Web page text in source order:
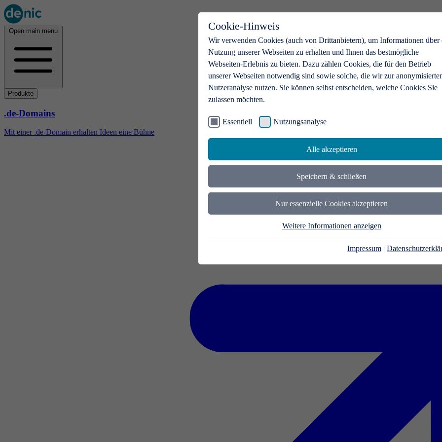
Cookie-Hinweis
Wir verwenden Cookies (auch von Drittanbietern), um Informationen über
Nutzung unserer Webseiten zu erhalten und Ihnen das bestmögliche
Webseiten-Erlebnis zu bieten. Dazu zählen Cookies, die für den Betrieb
unserer Webseiten notwendig sind sowie solche, die wir zur
Nutzeranalyse nutzen. Sie können selbst entscheiden, welche Cookies Sie
zulassen möchten.
Essentiell Nutzungsanalyse
Alle akzeptieren
Speichern & schließen
Nur essenzielle Cookies akzeptieren
Weitere Informationen anzeigen
Impressum |
Open main menu
Produkte
.de-Domains
Mit einer .de-Domain erhalten Ideen eine Bühne